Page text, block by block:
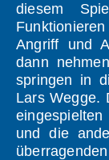
diesem
Angriff und
dann
springen in
Lars Wegge.
und die